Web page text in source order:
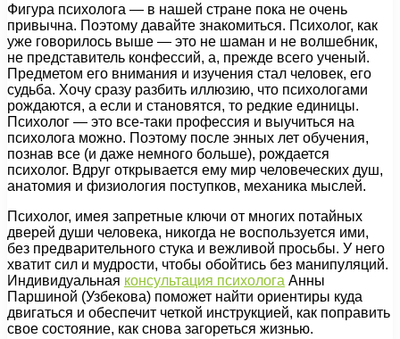
Фигура психолога — в нашей стране пока не очень
привычна. Поэтому давайте знакомиться. Психолог, как
уже говорилось выше — это не шаман и не волшебник,
не представитель конфессий, а, прежде всего ученый.
Предметом его внимания и изучения стал человек, его
судьба. Хочу сразу разбить иллюзию, что психологами
рождаются, а если и становятся, то редкие единицы.
Психолог — это все-таки профессия и выучиться на
психолога можно. Поэтому после энных лет обучения,
познав все (и даже немного больше), рождается
психолог. Вдруг открывается ему мир человеческих душ,
анатомия и физиология поступков, механика мыслей.
Психолог, имея запретные ключи от многих потайных
дверей души человека, никогда не воспользуется ими,
без предварительного стука и вежливой просьбы. У него
хватит сил и мудрости, чтобы обойтись без манипуляций.
Индивидуальная консультация психолога Анны
Паршиной (Узбекова) поможет найти ориентиры куда
двигаться и обеспечит четкой инструкцией, как поправить
свое состояние, как снова загореться жизнью.